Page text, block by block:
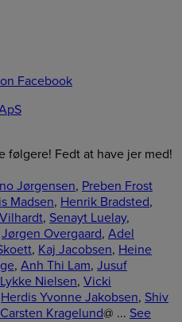
Facebook
følgere! Fedt at have jer med!
Jørgensen, Preben Frost
Madsen, Henrik Bradsted,
, Senayt Luelay,
Jørgen Overgaard, Adel
, Kaj Jacobsen, Heine
, Anh Thi Lam, Jusuf
Nielsen, Vicki
Herdis Yvonne Jakobsen, Shiv
Carsten Kragelund@ ... See